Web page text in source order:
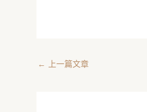
← 上一篇文章